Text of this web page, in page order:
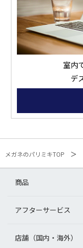
室内
デ
メガネのパリミキTOP
商品
アフターサービス
店舗（国内・海外）